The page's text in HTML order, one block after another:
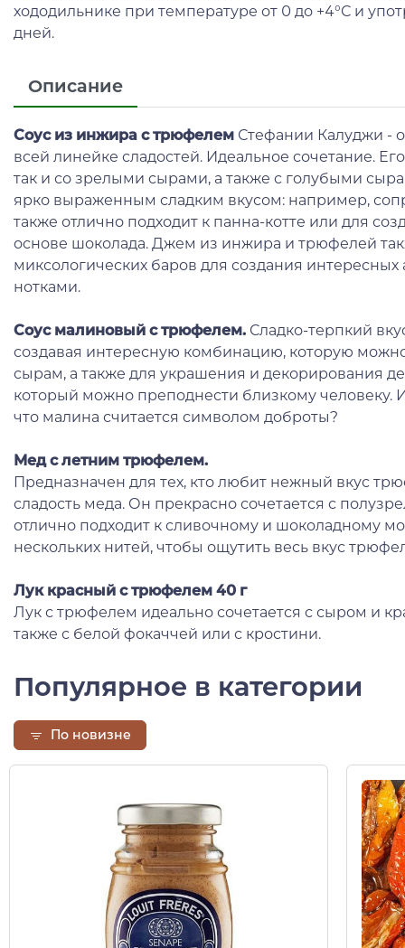
хододильнике при температуре от 0 до +4°С и
дней.
Описание
Соус из инжира с трюфелем Стефании Калуджи -
всей линейке сладостей. Идеальное сочетание.
так и со зрелыми сырами, а также с голубыми
ярко выраженным сладким вкусом: например,
также отлично подходит к панна-котте или для
основе шоколада. Джем из инжира и трюфелей
миксологических баров для создания
нотками.
Соус малиновый с трюфелем. Сладко-терпкий
создавая интересную комбинацию, которую
сырам, а также для украшения и декорирования
который можно преподнести близкому человеку.
что малина считается символом доброты?
Медс летним трюфелем.
Предназначен для тех, кто любит нежный вкус
сладость меда. Он прекрасно сочетается с
отлично подходит к сливочному и шоколадному
нескольких нитей, чтобы ощутить весь вкус
Лук красный с трюфелем 40 г
Лук с трюфелем идеально сочетается с сыром и
также с белой фокаччей или с кростини.
Популярное в категории
По новизне